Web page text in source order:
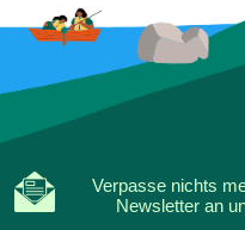
Verpasse nichts
Newsletter an